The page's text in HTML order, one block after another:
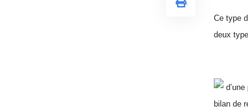
Ce type
deux
bilan de